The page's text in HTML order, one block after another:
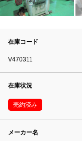
在庫コード
V470311
在庫状況
売約済み
メーカー名